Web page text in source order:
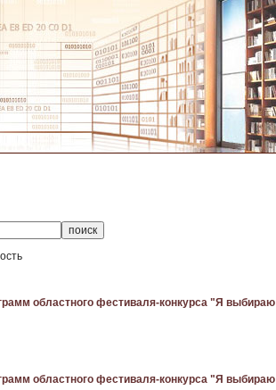
областного фестиваля-конкурса "Я выбираю
областного фестиваля-конкурса "Я выбираю